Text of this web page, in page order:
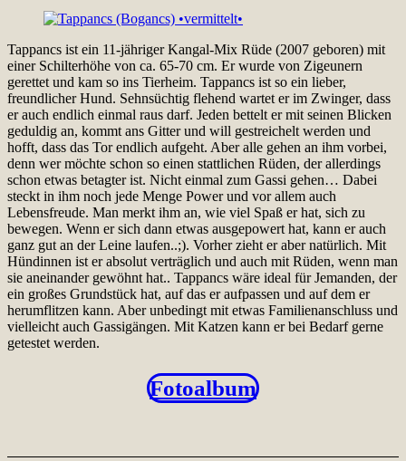
Tappancs ist ein 11-jähriger Kangal-Mix Rüde (2007 geboren) mit
einer Schilterhöhe von ca. 65-70 cm. Er wurde von Zigeunern
gerettet und kam so ins Tierheim. Tappancs ist so ein lieber,
freundlicher Hund. Sehnsüchtig flehend wartet er im Zwinger, dass
er auch endlich einmal raus darf. Jeden bettelt er mit seinen Blicken
geduldig an, kommt ans Gitter und will gestreichelt werden und
hofft, dass das Tor endlich aufgeht. Aber alle gehen an ihm vorbei,
denn wer möchte schon so einen stattlichen Rüden, der allerdings
schon etwas betagter ist. Nicht einmal zum Gassi gehen… Dabei
steckt in ihm noch jede Menge Power und vor allem auch
Lebensfreude. Man merkt ihm an, wie viel Spaß er hat, sich zu
bewegen. Wenn er sich dann etwas ausgepowert hat, kann er auch
ganz gut an der Leine laufen..;). Vorher zieht er aber natürlich. Mit
Hündinnen ist er absolut verträglich und auch mit Rüden, wenn man
sie aneinander gewöhnt hat.. Tappancs wäre ideal für Jemanden, der
ein großes Grundstück hat, auf das er aufpassen und auf dem er
herumflitzen kann. Aber unbedingt mit etwas Familienanschluss und
vielleicht auch Gassigängen. Mit Katzen kann er bei Bedarf gerne
getestet werden.
Fotoalbum